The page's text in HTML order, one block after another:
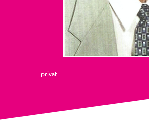
privat